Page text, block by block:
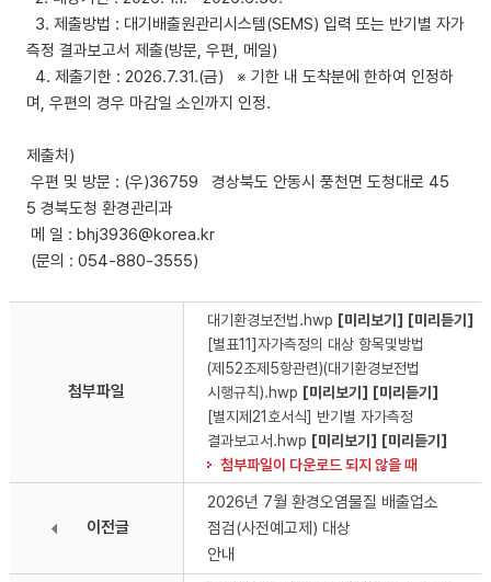
3. 제출방법 : 대기배출원관리시스템(SEMS) 입력 또는 반기별 자가
측정 결과보고서 제출(방문, 우편, 메일)
4. 제출기한 : 2026.7.31.(금) ※ 기한 내 도착분에 한하여 인정하
며, 우편의 경우 마감일 소인까지 인정.
제출처)
우편 및 방문 : (우)36759 경상북도 안동시 풍천면 도청대로 45
5 경북도청 환경관리과
메 일 : bhj3936@korea.kr
(문의 : 054-880-3555)
첨부파일
대기환경보전법.hwp [미리보기]
[미리듣기]
[별표11]자가측정의 대상 항목및방법
(제52조제5항관련)(대기환경보전법
시행규칙).hwp [미리보기]
[미리듣기]
[별지제21호서식] 반기별 자가측정
결과보고서.hwp [미리보기]
[미리듣기]
첨부파일이 다운로드 되지 않을 때
이전글
2026년 7월 환경오염물질 배출업소
점검(사전예고제) 대상
안내